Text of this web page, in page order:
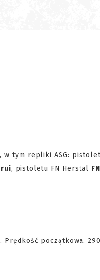
w tym repliki ASG: pistolet
, pistoletu FN Herstal
Prędkość początkowa: